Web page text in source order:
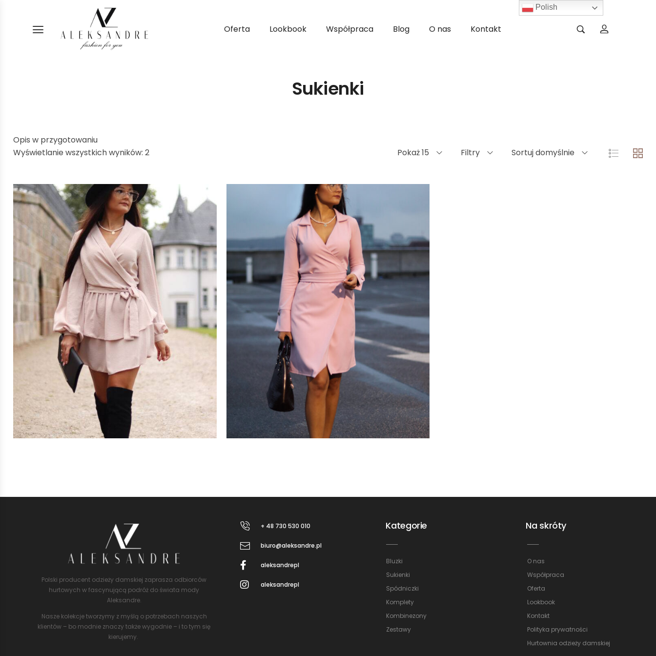
Oferta Lookbook Współpraca Blog O nas Kontakt
Sukienki
Opis w przygotowaniu
Wyświetlanie wszystkich wyników: 2
Pokaż 15 Filtry Sortuj domyślnie
Polski producent odzieży damskiej zaprasza odbiorców
hurtowych w fascynującą podróż do świata mody
Aleksandre.
Nasze kolekcje tworzymy z myślą o potrzebach naszych
klientów – bo modnie znaczy także wygodnie – i to tym się
kierujemy.
+ 48 730 530 010
biuro@aleksandre.pl
aleksandrepl
aleksandrepl
Kategorie
Bluzki
Sukienki
Spódniczki
Komplety
Kombinezony
Zestawy
Na skróty
O nas
Współpraca
Oferta
Lookbook
Kontakt
Polityka prywatności
Hurtownia odzieży damskiej
Polish